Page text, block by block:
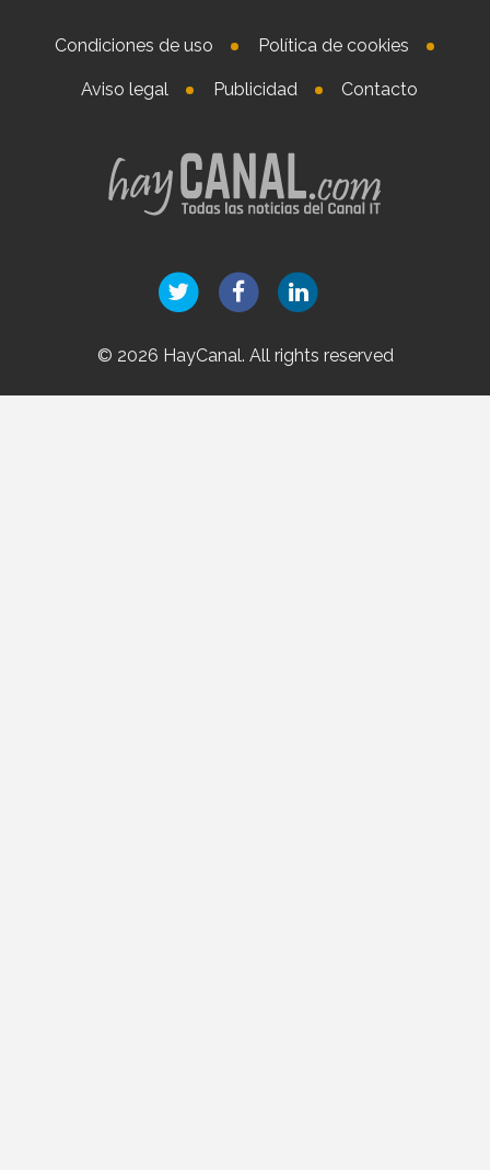
Condiciones de uso Política de cookies
Aviso legal Publicidad Contacto
© 2026 HayCanal. All rights reserved